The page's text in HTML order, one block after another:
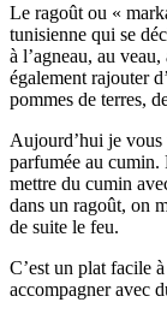
Le ragoût ou «
tunisienne qui se
à l’agneau, au
également rajouter
pommes de terres,
Aujourd’hui je vous
parfumée au cumin.
mettre du cumin
dans un ragoût, on
de suite le feu.
C’est un plat facile
accompagner avec